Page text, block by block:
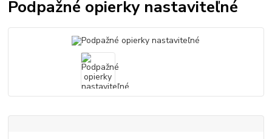
Podpažné opierky nastaviteľné